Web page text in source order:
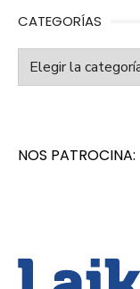
CATEGORÍAS
NOS PATROCINA: